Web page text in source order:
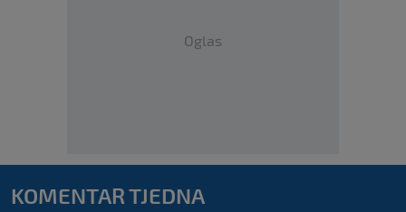
Oglas
KOMENTAR TJEDNA